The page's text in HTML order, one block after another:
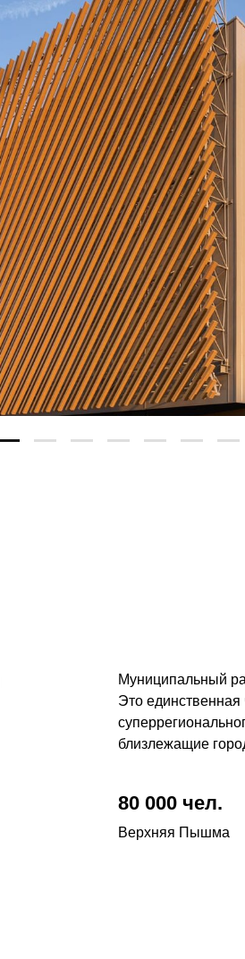
80 000 чел.
Верхняя Пышма
Муниципальный
Это единственная
близлежащие